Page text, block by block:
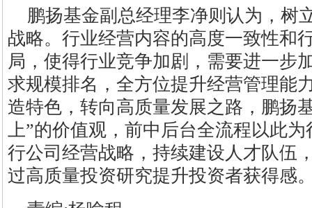
鹏扬基金副总经理李净则认为，树
战略。行业经营内容的高度一致性和
局，使得行业竞争加剧，需要进一步
求规模排名，全方位提升经营管理能
造特色，转向高质量发展之路，鹏扬
上”的价值观，前中后台全流程以此
行公司经营战略，持续建设人才队伍
过高质量投资研究提升投资者获得感